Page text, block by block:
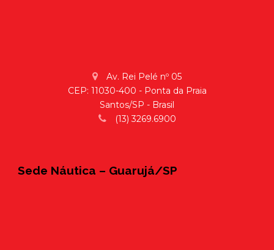
Av. Rei Pelé nº 05
CEP: 11030-400 - Ponta da Praia
Santos/SP - Brasil
(13) 3269.6900
Sede Náutica – Guarujá/SP